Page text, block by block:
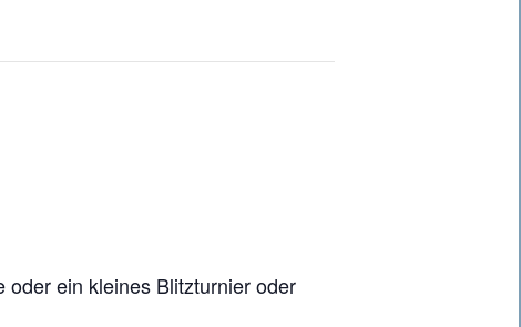
ein kleines Blitzturnier oder